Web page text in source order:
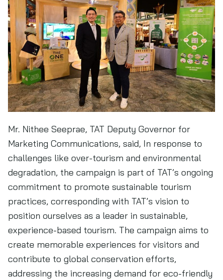
Mr. Nithee Seeprae, TAT Deputy Governor for
Marketing Communications, said, In response to
challenges like over-tourism and environmental
degradation, the campaign is part of TAT’s ongoing
commitment to promote sustainable tourism
practices, corresponding with TAT’s vision to
position ourselves as a leader in sustainable,
experience-based tourism. The campaign aims to
create memorable experiences for visitors and
contribute to global conservation efforts,
addressing the increasing demand for eco-friendly